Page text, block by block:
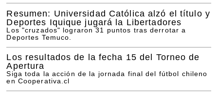
Resumen: Universidad Católica alzó el título y
Deportes Iquique jugará la Libertadores
Los "cruzados" lograron 31 puntos tras derrotar a
Deportes Temuco.
Los resultados de la fecha 15 del Torneo de
Apertura
Siga toda la acción de la jornada final del fútbol chileno
en Cooperativa.cl